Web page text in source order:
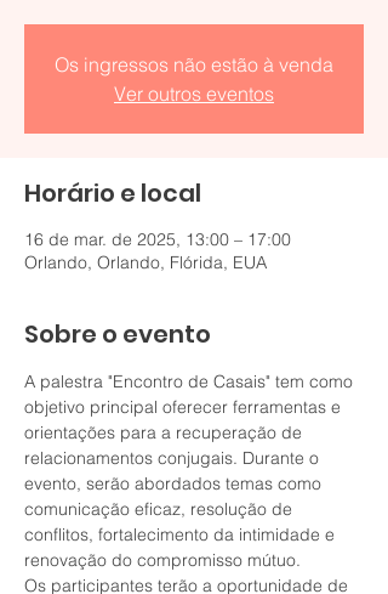
Os ingressos não estão à venda
Ver outros eventos
Horário e local
16 de mar. de 2025, 13:00 – 17:00
Orlando, Orlando, Flórida, EUA
Sobre o evento
A palestra "Encontro de Casais" tem como
objetivo principal oferecer ferramentas e
orientações para a recuperação de
relacionamentos conjugais. Durante o
evento, serão abordados temas como
comunicação eficaz, resolução de
conflitos, fortalecimento da intimidade e
renovação do compromisso mútuo.
Os participantes terão a oportunidade de